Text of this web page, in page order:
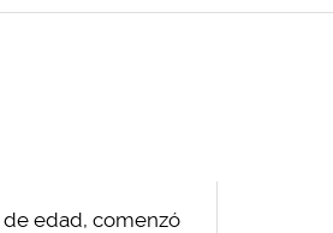
de edad, comenzó